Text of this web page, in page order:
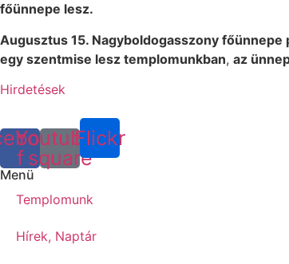
főünnepe lesz.
Augusztus 15. Nagyboldogasszony főünnepe
egy szentmise lesz templomunkban, az
Hirdetések
f
Youtube-
square
Flickr
Menü
Templomunk
Hírek, Naptár